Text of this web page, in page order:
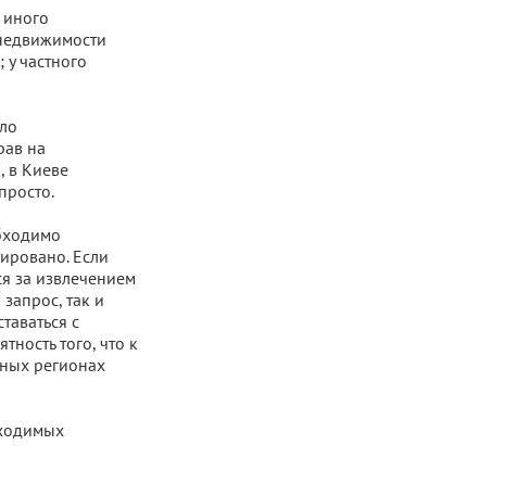
частного
на
в Киеве
Если
за извлечением
так и
с
того, что к
регионах